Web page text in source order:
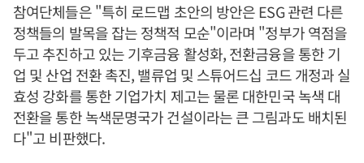
참여단체들은 "특히 로드맵 초안의 방안은 ESG 관련 다른
정책들의 발목을 잡는 정책적 모순"이라며 "정부가 역점을
두고 추진하고 있는 기후금융 활성화, 전환금융을 통한 기
업 및 산업 전환 촉진, 밸류업 및 스튜어드십 코드 개정과 실
효성 강화를 통한 기업가치 제고는 물론 대한민국 녹색 대
전환을 통한 녹색문명국가 건설이라는 큰 그림과도 배치된
다"고 비판했다.